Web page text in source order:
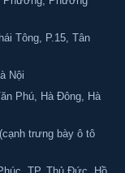
Tông, P.15, Tân
Nội
Phú, Hà Đông, Hà
trưng bày ô tô
TP. Thủ Đức, Hồ